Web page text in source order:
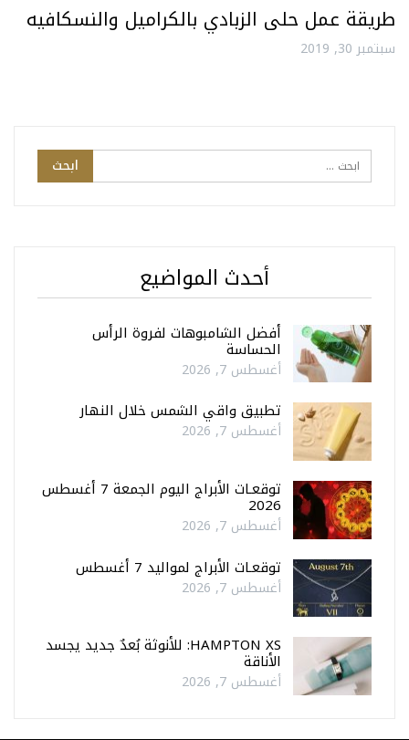
طريقة عمل حلى الزبادي بالكراميل والنسكافيه
سبتمبر 30, 2019
أحدث المواضيع
أفضل الشامبوهات لفروة الرأس
الحساسة
أغسطس 7, 2026
تطبيق واقي الشمس خلال النهار
أغسطس 7, 2026
توقعـات الأبراج اليوم الجمعة 7 أغسطس
2026
أغسطس 7, 2026
توقعـات الأبراج لمواليد 7 أغسطس
أغسطس 7, 2026
HAMPTON XS: للأنوثة بُعدٌ جديد يجسد
الأناقة
أغسطس 7, 2026